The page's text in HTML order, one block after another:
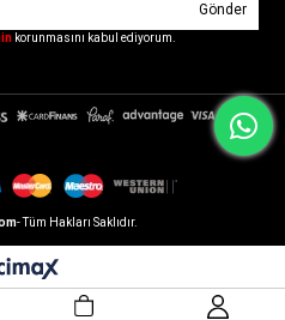
Gönder
korunmasını kabul ediyorum.
- Tüm Hakları Saklıdır.